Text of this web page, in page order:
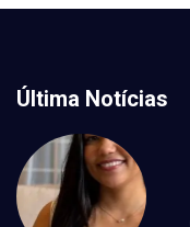
Última Notícias